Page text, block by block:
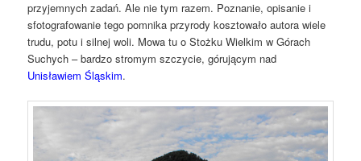
przyjemnych zadań. Ale nie tym razem. Poznanie, opisanie i
sfotografowanie tego pomnika przyrody kosztowało autora wiele
trudu, potu i silnej woli. Mowa tu o Stożku Wielkim w Górach
Suchych – bardzo stromym szczycie, górującym nad
Unisławiem Śląskim.